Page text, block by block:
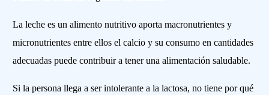
La leche es un alimento nutritivo aporta macronutrientes y
micronutrientes entre ellos el calcio y su consumo en cantidades
adecuadas puede contribuir a tener una alimentación saludable.
Si la persona llega a ser intolerante a la lactosa, no tiene por qué